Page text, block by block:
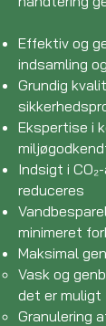
Effektiv og
indsamling
Grundig
Ekspertise i
Indsigt i
reduceres
minimeret
Maksimal
Vask og
det er muligt
Granulering